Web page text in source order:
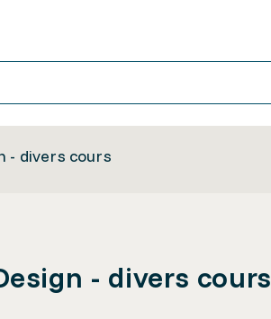
- divers cours
- divers cours